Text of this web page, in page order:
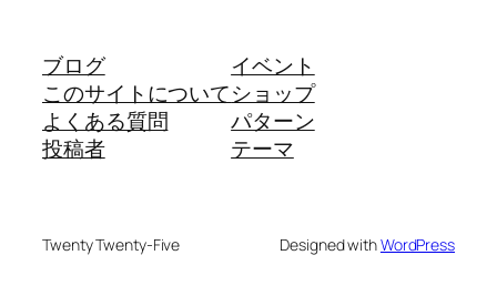
ブログ
このサイトについて
よくある質問
投稿者
イベント
ショップ
パターン
テーマ
Twenty Twenty-Five Designed withWordPress